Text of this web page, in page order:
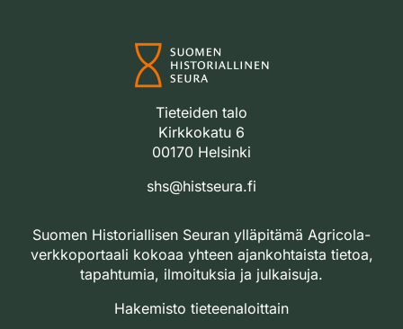
Tieteiden talo
Kirkkokatu 6
00170 Helsinki
shs@histseura.fi
Suomen Historiallisen Seuran ylläpitämä Agricola-
verkkoportaali kokoaa yhteen ajankohtaista tietoa,
tapahtumia, ilmoituksia ja julkaisuja.
Hakemisto tieteenaloittain